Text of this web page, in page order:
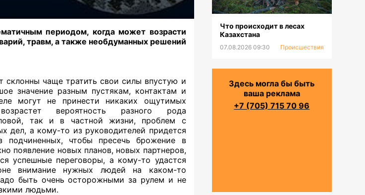
периодом, когда может возрасти
травм, а также необдуманных решений
склонны чаще тратить свои силы впустую и
значение разным пустякам, контактам и
могут не принести никаких ощутимых
вероятность разного рода
так и в частной жизни, проблем с
дел, а кому-то из руководителей придется
подчиненных, чтобы пресечь брожение в
появление новых планов, новых партнеров,
успешные переговоры, а кому-то удастся
внимание нужных людей на каком-то
быть очень осторожными за рулем и не
людьми.
Что происходит в лесах
Казахстана
07.08.2026 09:30 Происшествия
Здесь могла бы быть
ваша реклама
+7 (705) 715 70 96